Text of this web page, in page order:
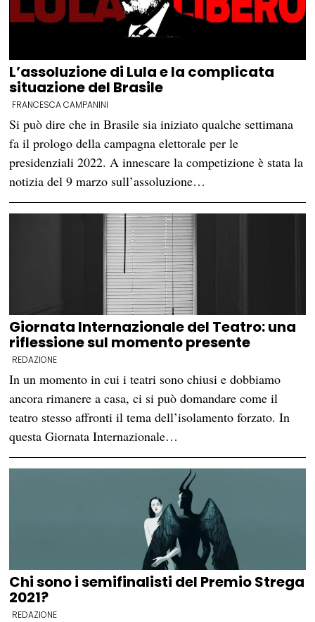
L’assoluzione di Lula e la complicata
situazione del Brasile
FRANCESCA CAMPANINI
Si può dire che in Brasile sia iniziato qualche settimana
fa il prologo della campagna elettorale per le
presidenziali 2022. A innescare la competizione è stata la
notizia del 9 marzo sull’assoluzione…
Giornata Internazionale del Teatro: una
riflessione sul momento presente
REDAZIONE
In un momento in cui i teatri sono chiusi e dobbiamo
ancora rimanere a casa, ci si può domandare come il
teatro stesso affronti il tema dell’isolamento forzato. In
questa Giornata Internazionale…
Chi sono i semifinalisti del Premio Strega
2021?
REDAZIONE